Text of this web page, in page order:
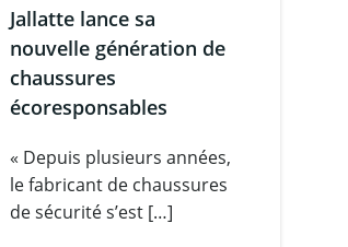
Jallatte lance sa
nouvelle génération de
chaussures
écoresponsables
« Depuis plusieurs années,
le fabricant de chaussures
de sécurité s’est […]